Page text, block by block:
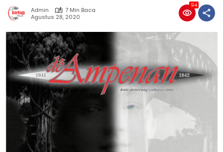
Admin
7 Min Baca
Agustus 28, 2020
94